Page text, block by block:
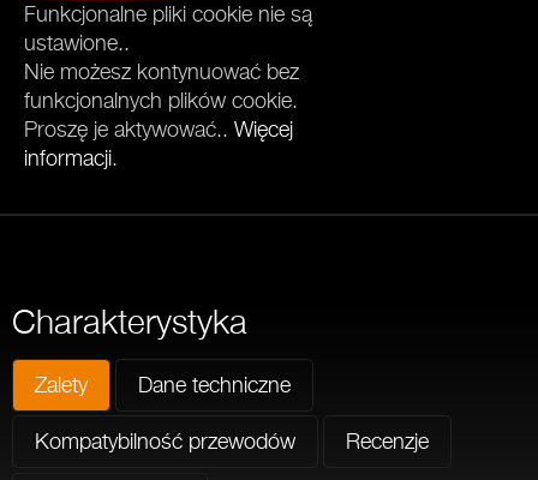
Funkcjonalne pliki cookie nie są
ustawione..
Nie możesz kontynuować bez
funkcjonalnych plików cookie.
Proszę je aktywować.. Więcej
informacji.
Charakterystyka
Zalety Dane techniczne
Kompatybilność przewodów Recenzje